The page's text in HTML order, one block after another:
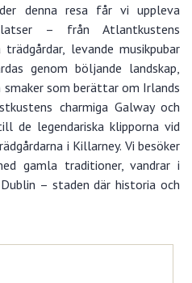
denna resa får vi uppleva
– från Atlantkustens
levande musikpubar
genom böljande landskap,
som berättar om Irlands
charmiga Galway och
de legendariska klipporna vid
i Killarney. Vi besöker
gamla traditioner, vandrar i
– staden där historia och